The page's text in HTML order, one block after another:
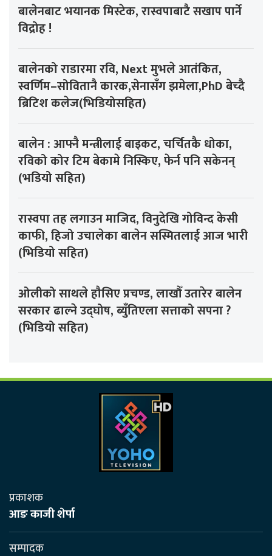
बालेनबाट भयानक मिस्टेक, रास्वपाबाटै सखाप पार्ने
विद्रोह !
बालेनको राडारमा रवि, Next मुभले आतंकित,
स्वर्णिम–सोवितानै कारक,सेनासँग झमेला,PhD बेच्दै
ब्रिटिश कलेज(भिडियोसहित)
बालेन : आफ्नै मन्त्रीलाई बाइकट, चर्चितकै धोका,
रविको कोर टिम बेकामे निस्किए, फेर्न पनि सकेनन्
(भडियो सहित)
रास्वपा तह लगाउन माजिद, विनुदेखि गोविन्द केसी
काफी, हिजो उचालेका बालेन सस्मितलाई आज भारी
(भिडियो सहित)
ओलीको साथले हौसिए प्रचण्ड, लाखौँ उतारेर बालेन
सरकार ढाल्ने उद्घोष, ब्युँतिएला सत्ताको सपना ?
(भिडियो सहित)
प्रकाशक
आङ काजी शेर्पा
सम्पादक